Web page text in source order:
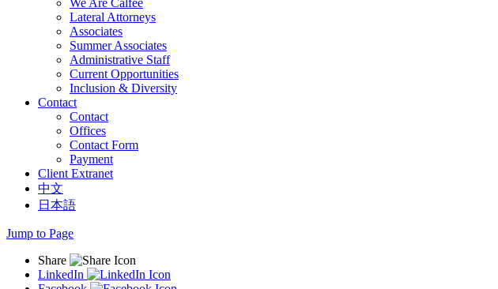
Lateral Attorneys
Associates
Summer Associates
Administrative Staff
Current Opportunities
Inclusion & Diversity
Contact
Contact
Offices
Contact Form
Payment
Client Extranet
中文
日本語
Jump to Page
Share
LinkedIn